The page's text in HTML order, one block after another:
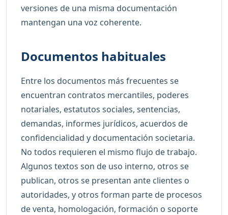
versiones de una misma documentación
mantengan una voz coherente.
Documentos habituales
Entre los documentos más frecuentes se
encuentran contratos mercantiles, poderes
notariales, estatutos sociales, sentencias,
demandas, informes jurídicos, acuerdos de
confidencialidad y documentación societaria.
No todos requieren el mismo flujo de trabajo.
Algunos textos son de uso interno, otros se
publican, otros se presentan ante clientes o
autoridades, y otros forman parte de procesos
de venta, homologación, formación o soporte